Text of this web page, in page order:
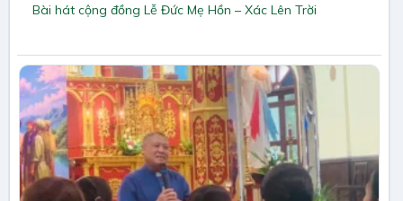
Bài hát cộng đồng Lễ Đức Mẹ Hồn – Xác Lên Trời